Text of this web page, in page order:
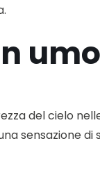
del cielo
sensazione di